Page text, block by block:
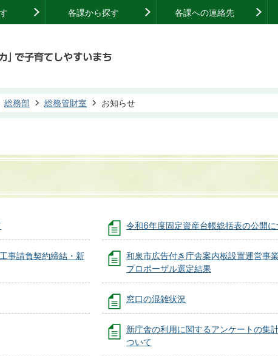
各課から探す 各課への連絡先
総務部 総務管財室 お知らせ
令和6年度固定資産台帳総括表の公開に
事請負契約締結・新
和泉市広告付き庁舎案内板設置運営事
プロポーザル選定結果
窓口の混雑状況
新庁舎の利用に関するアンケートの集
ついて